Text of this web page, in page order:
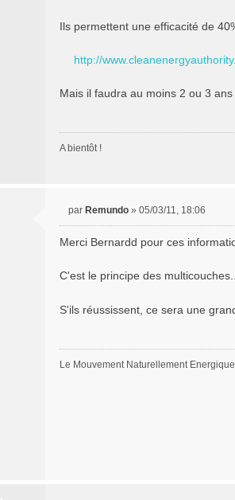
e
u
Ils permettent une efficacité de
http://
Mais il faudra au moins 2 ou 3
A bientôt !
s
a
e
n
l
par Remundo » 05/03/11, 18:06
Merci Bernardd pour ces
C'est le principe des
S'ils réussissent, ce sera une
Le Mouvement Naturellement